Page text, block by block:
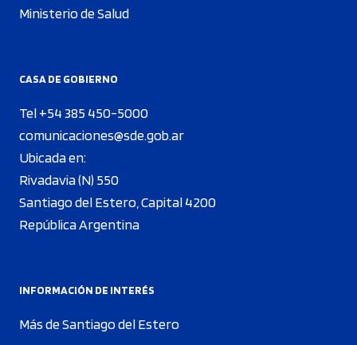
Ministerio de Salud
CASA DE GOBIERNO
Tel +54 385 450-5000
comunicaciones@sde.gob.ar
Ubicada en:
Rivadavia (N) 550
Santiago del Estero, Capital 4200
República Argentina
INFORMACIÓN DE INTERÉS
Más de Santiago del Estero